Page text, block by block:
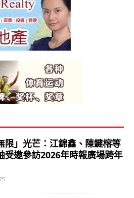
限」光芒：江錦鑫、陳鍵榕等
受邀參訪2026年時報廣場跨年